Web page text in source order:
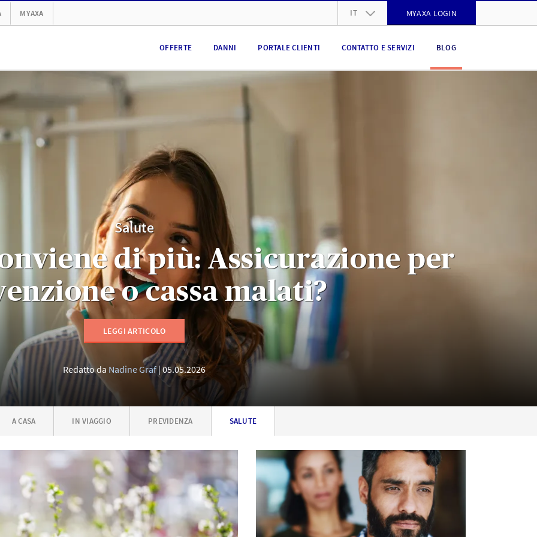
MYAXA IT MYAXA LOGIN
OFFERTE DANNI PORTALE CLIENTI CONTATTO E SERVIZI BLOG
Salute
di più: Assicurazione per
o cassa malati?
LEGGI ARTICOLO
Redatto da Nadine Graf 05.05.2026
A CASA IN VIAGGIO PREVIDENZA SALUTE